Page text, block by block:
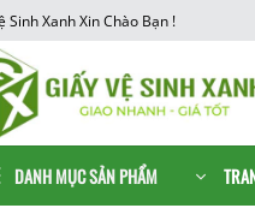
Sinh Xanh Xin Chào Bạn !
DANH MỤC SẢN PHẨM